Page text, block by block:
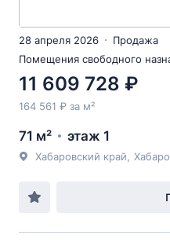
28 апреля 2026
Продажа
Помещения свободного
11 609 728 ₽
164 561 ₽ за м²
71 м² этаж 1
Хабаровский край